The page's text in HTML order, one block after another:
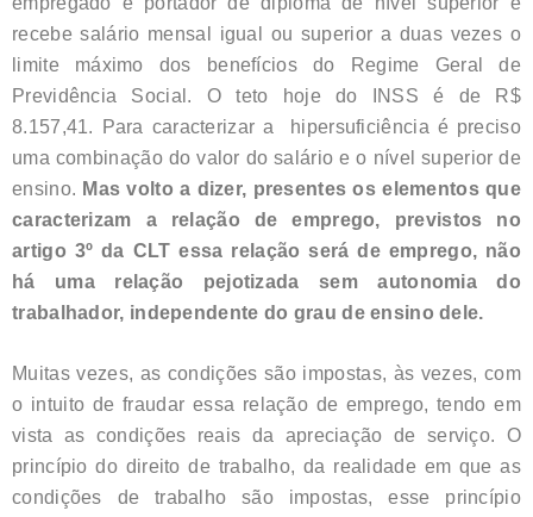
recebe salário mensal igual ou superior a duas vezes o
limite máximo dos benefícios do Regime Geral de
Previdência Social. O teto hoje do INSS é de R$
8.157,41. Para caracterizar a hipersuficiência é preciso
uma combinação do valor do salário e o nível superior de
ensino. Mas volto a dizer, presentes os elementos que
caracterizam a relação de emprego, previstos no
artigo 3º da CLT essa relação será de emprego, não
há uma relação pejotizada sem autonomia do
trabalhador, independente do grau de ensino dele.
Muitas vezes, as condições são impostas, às vezes, com
o intuito de fraudar essa relação de emprego, tendo em
vista as condições reais da apreciação de serviço. O
princípio do direito de trabalho, da realidade em que as
condições de trabalho são impostas, esse princípio